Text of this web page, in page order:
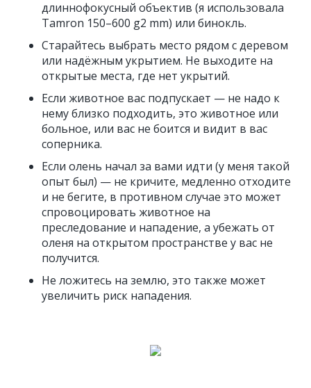
длиннофокусный объектив (я использовала
Tamron 150–600 g2 mm) или бинокль.
Старайтесь выбрать место рядом с деревом
или надёжным укрытием. Не выходите на
открытые места, где нет укрытий.
Если животное вас подпускает — не надо к
нему близко подходить, это животное или
больное, или вас не боится и видит в вас
соперника.
Если олень начал за вами идти (у меня такой
опыт был) — не кричите, медленно отходите
и не бегите, в противном случае это может
спровоцировать животное на
преследование и нападение, а убежать от
оленя на открытом пространстве у вас не
получится.
Не ложитесь на землю, это также может
увеличить риск нападения.